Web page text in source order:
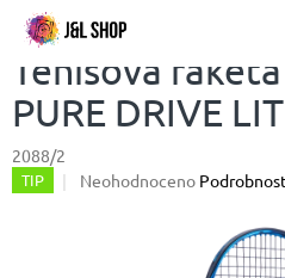
Přejít
obsahTenisová
PURE DRIVE
2088/2
TIP
Průměrné
Neohodnoceno